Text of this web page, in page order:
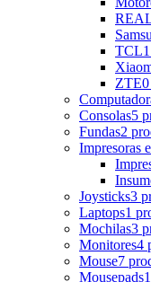
TCL
ZTE
Consolas5
Fundas2
Impresoras
Joysticks3
Laptops1
Mochilas3
Monitores4
Mouse7
Mousepads